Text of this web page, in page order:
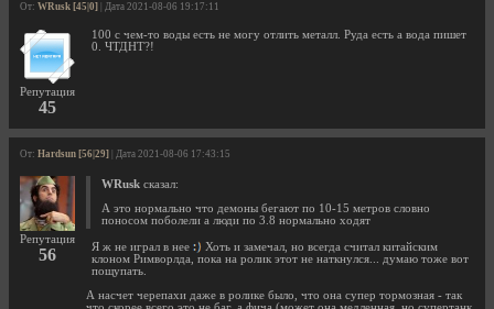
От: WRusk [45|0] | Дата 2021-08-06 19:17:11
Репутация
45
100 с чем-то воды есть не могу отлить металл. Руда есть а вода пишет
0. ЧТДНТ?!
От: Hardsun [56|29] | Дата 2021-08-06 17:43:15
Репутация
56
WRusk сказал:
А это нормально что демоны бегают по 10-15 метров словно
поносом поболели а люди по 3.8 нормально ходят
Я ж не играл в нее
Хоть и замечал, но всегда считал китайским
клоном Римворлда, пока на ролик этот не наткнулся... думаю тоже вот
пощупать.
А насчет черепахи даже в ролике было, что она супер тормозная - так